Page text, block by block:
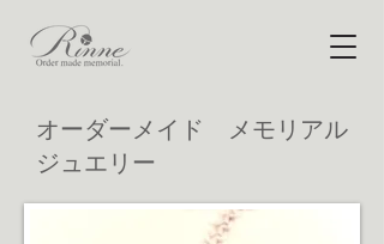
​オーダーメイド メモリアル
ジュエリー